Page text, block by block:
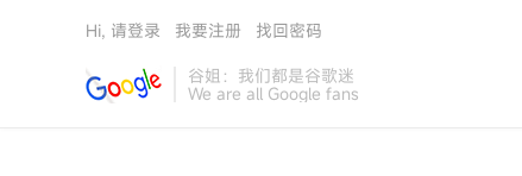
谷姐：我们都是谷歌迷
We are all Google fans
Hi, 请登录 我要注册 找回密码